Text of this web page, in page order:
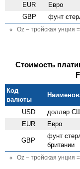
EUR Евро
GBP фунт
Oz – тройская унция
Стоимость
Код
валюты
USD доллар
EUR Евро
GBP
фунт
британии
Oz – тройская унция